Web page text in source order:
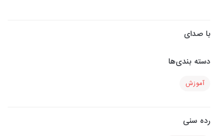
با صدای
دسته بندی‌ها
آموزش
رده سنی